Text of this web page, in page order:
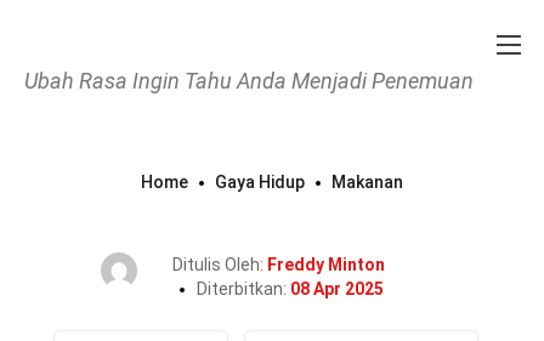
Ubah Rasa Ingin Tahu Anda Menjadi Penemuan
Home Gaya Hidup Makanan
Ditulis Oleh: Freddy Minton
Diterbitkan: 08 Apr 2025